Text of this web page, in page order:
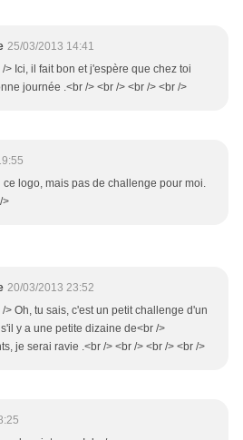
25/03/2013 14:41
/> Ici, il fait bon et j'espère que chez toi
journée .<br /> <br /> <br /> <br />
ce logo, mais pas de challenge pour moi.
>
20/03/2013 23:52
/> Oh, tu sais, c'est un petit challenge d'un
y a une petite dizaine de<br />
je serai ravie .<br /> <br /> <br /> <br />